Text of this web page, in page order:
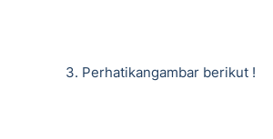
3. Perhatikangambar berikut !